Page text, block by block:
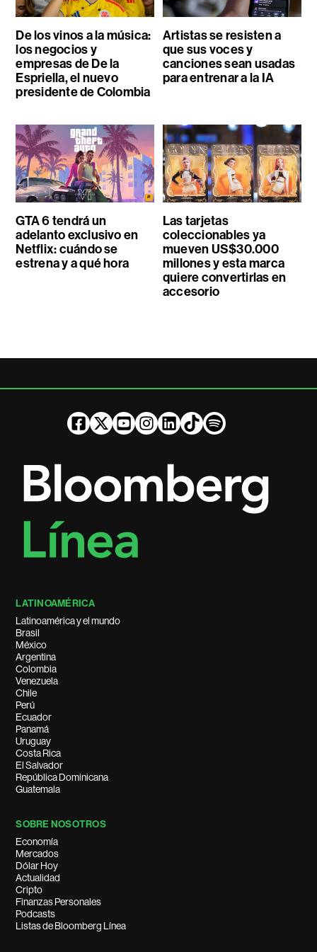
De los vinos a la música:
los negocios y
empresas de De la
Espriella, el nuevo
presidente de Colombia
Artistas se resisten a
que sus voces y
canciones sean usadas
para entrenar a la IA
GTA 6 tendrá un
adelanto exclusivo en
Netflix: cuándo se
estrena y a qué hora
Las tarjetas
coleccionables ya
mueven US$30.000
millones y esta marca
quiere convertirlas en
accesorio
LATINOAMÉRICA
Latinoamérica y el mundo
Brasil
México
Argentina
Colombia
Venezuela
Chile
Perú
Ecuador
Panamá
Uruguay
Costa Rica
El Salvador
República Dominicana
Guatemala
SOBRE NOSOTROS
Economía
Mercados
Dólar Hoy
Actualidad
Cripto
Finanzas Personales
Podcasts
Listas de Bloomberg Línea